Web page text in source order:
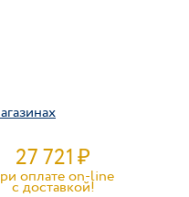
27 721₽
оплате on-line
c доставкой!